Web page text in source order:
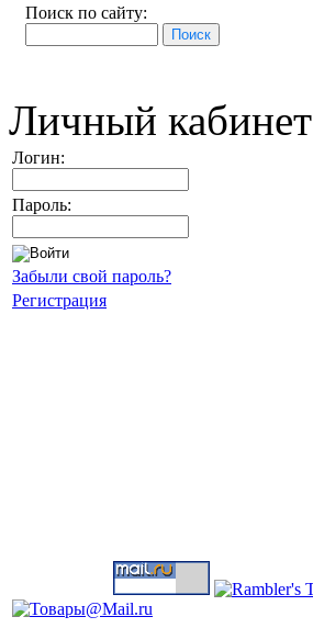
Поиск по сайту:
Личный кабинет
Логин:
Пароль:
Забыли свой пароль?
Регистрация